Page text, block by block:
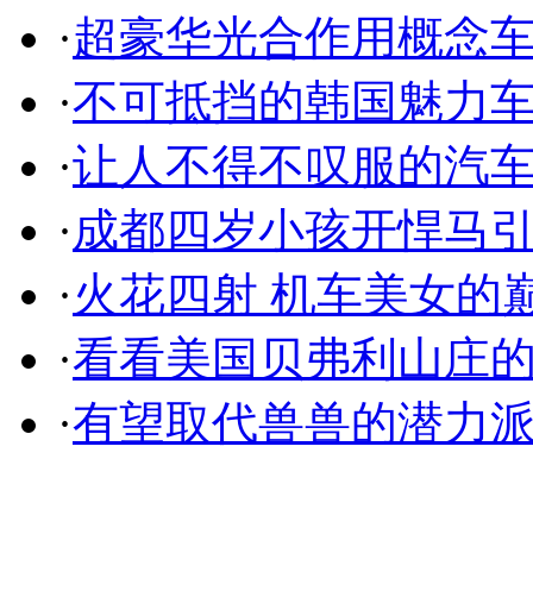
·超豪华光合作用概念
·不可抵挡的韩国魅力
·让人不得不叹服的汽
·成都四岁小孩开悍马
·火花四射 机车美女的
·看看美国贝弗利山庄
·有望取代兽兽的潜力